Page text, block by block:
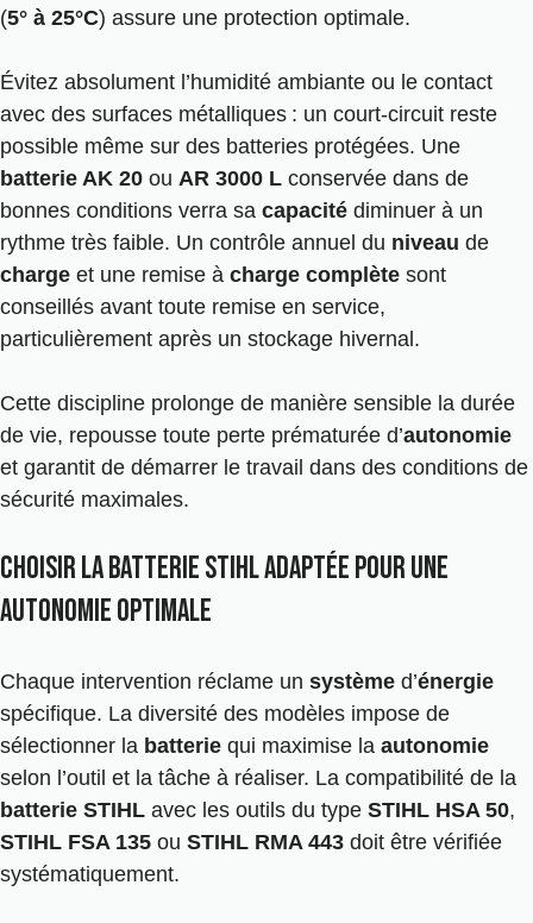
(5° à 25°C) assure une protection optimale.
Évitez absolument l’humidité ambiante ou le contact
avec des surfaces métalliques : un court-circuit reste
possible même sur des batteries protégées. Une
batterie AK 20 ou AR 3000 L conservée dans de
bonnes conditions verra sa capacité diminuer à un
rythme très faible. Un contrôle annuel du niveau de
charge et une remise à charge complète sont
conseillés avant toute remise en service,
particulièrement après un stockage hivernal.
Cette discipline prolonge de manière sensible la durée
de vie, repousse toute perte prématurée d’autonomie
et garantit de démarrer le travail dans des conditions de
sécurité maximales.
Choisir la batterie Stihl adaptée pour une
autonomie optimale
Chaque intervention réclame un système d’énergie
spécifique. La diversité des modèles impose de
sélectionner la batterie qui maximise la autonomie
selon l’outil et la tâche à réaliser. La compatibilité de la
batterie STIHL avec les outils du type STIHL HSA 50,
STIHL FSA 135 ou STIHL RMA 443 doit être vérifiée
systématiquement.